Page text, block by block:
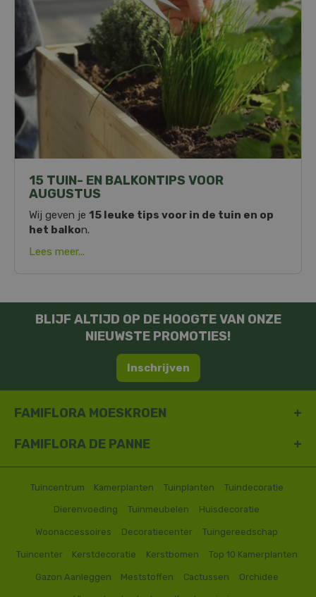
15 TUIN- EN BALKONTIPS VOOR
AUGUSTUS
Wij geven je 15 leuke tips voor in de tuin en op
het balkon.
Lees meer...
BLIJF ALTIJD OP DE HOOGTE VAN ONZE
NIEUWSTE PROMOTIES!
Inschrijven
FAMIFLORA MOESKROEN
FAMIFLORA DE PANNE
Tuincentrum Kamerplanten Tuinplanten Tuindecoratie
Dierenvoeding Tuinmeubelen Huisdecoratie
Woonaccessoires Decoratiecenter Tuingereedschap
Tuincenter Kerstdecoratie Kerstbomen Top 10 Kamerplanten
Gazon Aanleggen Meststoffen Cactussen Orchidee